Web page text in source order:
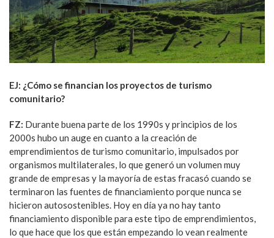
EJ: ¿Cómo se financian los proyectos de turismo
comunitario?
FZ: Durante buena parte de los 1990s y principios de los
2000s hubo un auge en cuanto a la creación de
emprendimientos de turismo comunitario, impulsados por
organismos multilaterales, lo que generó un volumen muy
grande de empresas y la mayoría de estas fracasó cuando se
terminaron las fuentes de financiamiento porque nunca se
hicieron autosostenibles. Hoy en día ya no hay tanto
financiamiento disponible para este tipo de emprendimientos,
lo que hace que los que están empezando lo vean realmente